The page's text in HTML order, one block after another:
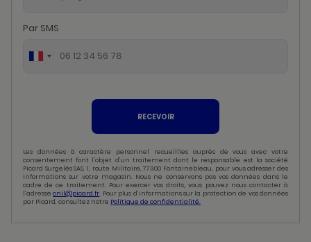
Par SMS
RECEVOIR
Les données à caractère personnel recueillies auprès de vous avec votre
consentement font l’objet d’un traitement dont le responsable est la société
Picard Surgelés SAS, 1, route Militaire, 77300 Fontainebleau, pour vous adresser des
informations sur votre magasin. Nous ne conservons pas vos données dans le
cadre de ce traitement. Pour exercer vos droits, vous pouvez nous contacter à
l’adressecnil@picard.fr. Pour plus d’informations sur la protection de vos données
par Picard, consultez notre Politique de confidentialité.